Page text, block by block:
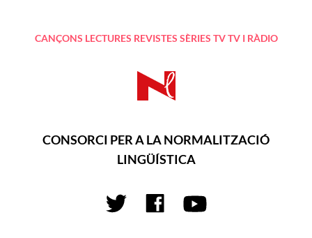
CANÇONS LECTURES REVISTES SÈRIES TV TV I RÀDIO
CONSORCI PER A LA NORMALITZACIÓ
LINGÜÍSTICA